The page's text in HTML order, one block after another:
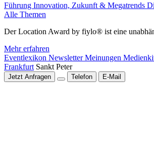
Führung Innovation, Zukunft & Megatrends
Alle Themen
Der Location Award by fiylo® ist eine
Mehr erfahren
Eventlexikon NewsletterMeinungen
Frankfurt Sankt Peter
Jetzt Anfragen Telefon E-Mail